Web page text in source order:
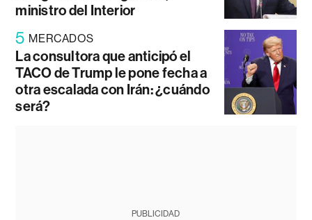
ministro del Interior
5 MERCADOS
La consultora que anticipó el
TACO de Trump le pone fecha a
otra escalada con Irán: ¿cuándo
será?
PUBLICIDAD